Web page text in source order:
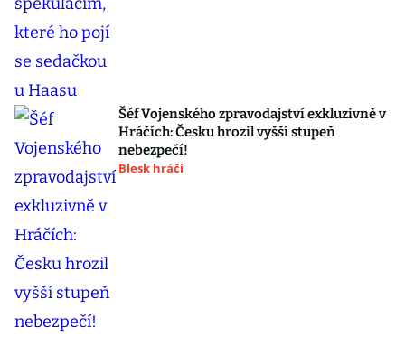
Šéf Vojenského zpravodajství exkluzivně v
Hráčích: Česku hrozil vyšší stupeň
nebezpečí!
Blesk hráči